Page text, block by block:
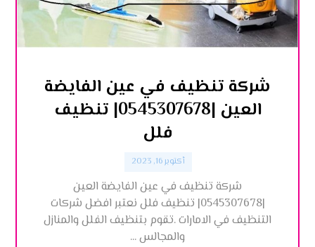
شركة تنظيف في عين الفايضة
العين |0545307678| تنظيف
فلل
أكتوبر 16, 2023
شركة تنظيف في عين الفايضة العين
|0545307678| تنظيف فلل نعتبر افضل شركات
التنظيف في الامارات .تقوم بتنظيف الفلل والمنازل
والمجالس ...